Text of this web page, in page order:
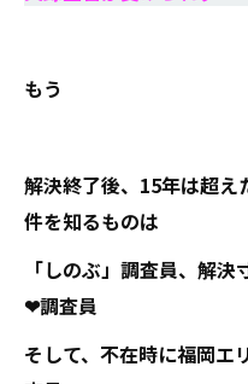
もう
解決終了後、15年は超え
件を知るものは
「しのぶ」調査員、解
❤調査員
そして、不在時に福岡エ